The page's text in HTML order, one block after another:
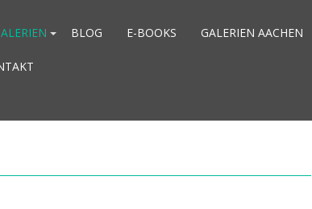
BLOG E-BOOKS GALERIEN AACHEN